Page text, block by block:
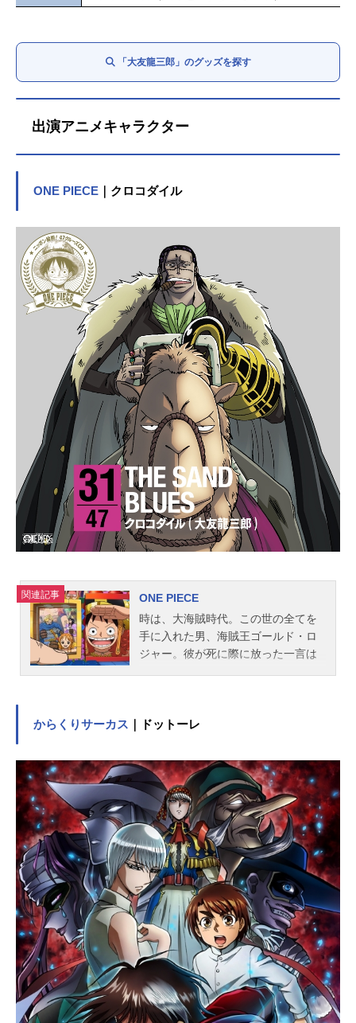
「大友龍三郎」のグッズを探す
出演アニメキャラクター
ONE PIECE ｜クロコダイル
関連記事
ONE PIECE
時は、大海賊時代。この世の全てを
手に入れた男、海賊王ゴールド・ロ
ジャー。彼が死に際に放った一言は
置いてきた」ロジャーが遺した富と
（ワンピース）」を巡って幾人もの
海賊たちが旗を掲げて戦っていた。
そして、そんな海賊に憧れる一人の
少年ルフィ。「悪魔の実」の能力に
より、一生泳げない体の代わりに、
全身がゴムのように伸びる不思議な
体を手に入れた少年！命の恩人・海
賊団のリーダー・シャンクスからも
らった麦わら帽をトレードマーク
に、ルフィは航海に出た。作品名ON
EPIECE放送形態TVアニメスケジュ
ール1999年10月20日（水）～2024
年10月13日（日）フジテレビ系列に
て2025年4⽉5⽇（⼟）〜フジテレビ
系列にて放送再開キャストモンキ
からくりサーカス ｜ドットーレ